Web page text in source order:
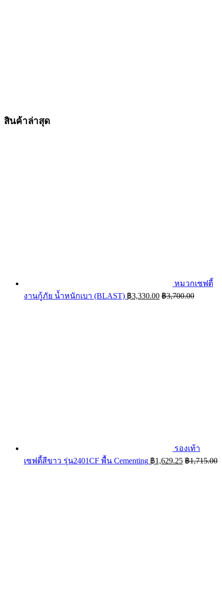
สินค้าล่าสุด
หมวกเซฟตี้
งานกู้ภัย น้ำหนักเบา (BLAST) ฿3,330.00 ฿3,700.00
รองเท้า
เซฟตี้สีขาว รุ่น2401CF พื้น Cementing ฿1,629.25 ฿1,715.00